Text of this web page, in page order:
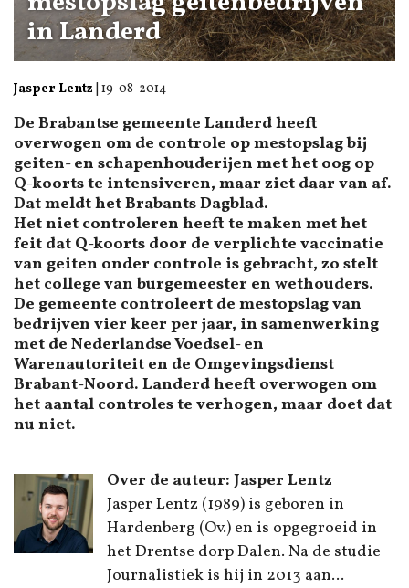
in Landerd
Jasper Lentz 19-08-2014
De Brabantse gemeente Landerd heeft
overwogen om de controle op mestopslag bij
geiten- en schapenhouderijen met het oog op
Q-koorts te intensiveren, maar ziet daar van af.
Dat meldt het Brabants Dagblad.
Het niet controleren heeft te maken met het
feit dat Q-koorts door de verplichte vaccinatie
van geiten onder controle is gebracht, zo stelt
het college van burgemeester en wethouders.
De gemeente controleert de mestopslag van
bedrijven vier keer per jaar, in samenwerking
met de Nederlandse Voedsel- en
Warenautoriteit en de Omgevingsdienst
Brabant-Noord. Landerd heeft overwogen om
het aantal controles te verhogen, maar doet dat
nu niet.
Over de auteur: Jasper Lentz
Jasper Lentz (1989) is geboren in
Hardenberg (Ov.) en is opgegroeid in
het Drentse dorp Dalen. Na de studie
Journalistiek is hij in 2013 aan...